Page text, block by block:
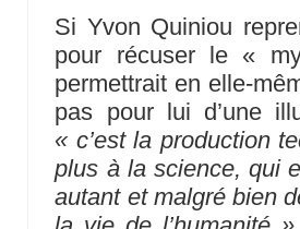
Si Yvon Quiniou
pour récuser le «
permettrait en elle-
pas pour lui d’une
« c’est la production
plus à la science, qui
autant et malgré bien